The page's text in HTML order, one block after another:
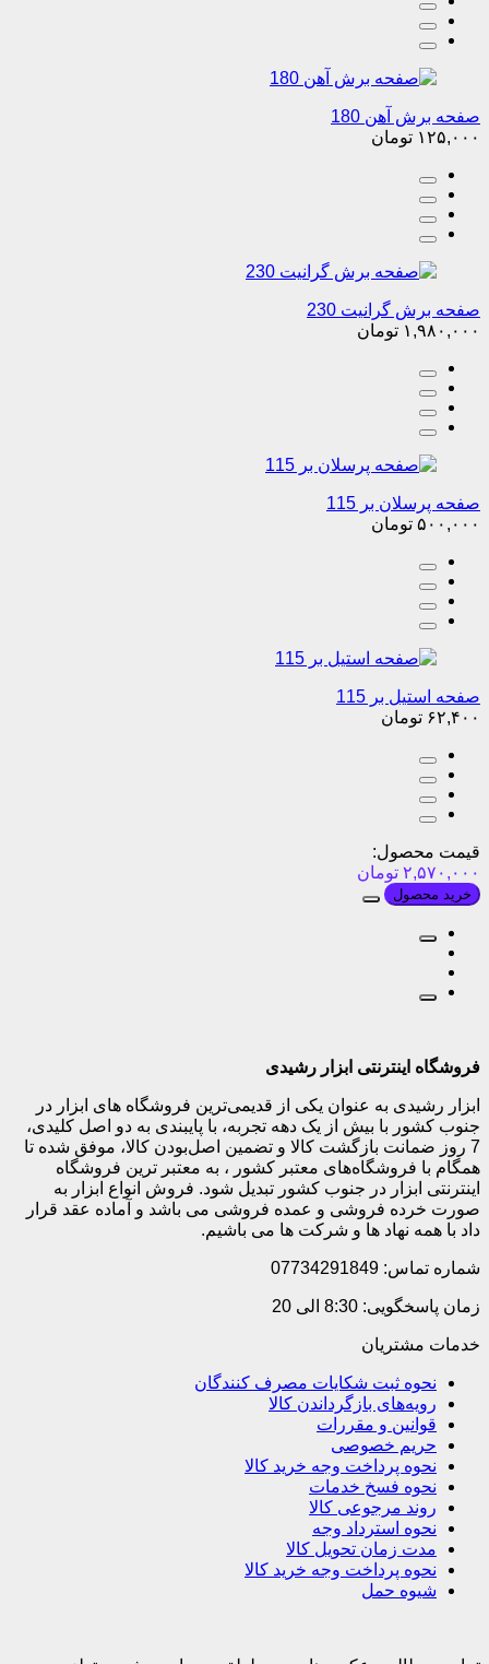
صفحه برش آهن 180
۱۲۵,۰۰۰ تومان
صفحه برش گرانیت 230
۱,۹۸۰,۰۰۰ تومان
صفحه پرسلان بر 115
۵۰۰,۰۰۰ تومان
صفحه استیل بر 115
۶۲,۴۰۰ تومان
قیمت محصول:
۲,۵۷۰,۰۰۰ تومان
خرید محصول
فروشگاه اینترنتی ابزار رشیدی
ابزار رشیدی به عنوان یکی از قدیمی‌ترین فروشگاه های ابزار در
جنوب کشور با بیش از یک دهه تجربه، با پایبندی به دو اصل کلیدی،
7 روز ضمانت بازگشت کالا و تضمین اصل‌بودن کالا، موفق شده تا
همگام با فروشگاه‌های معتبر کشور ، به معتبر ترین فروشگاه
اینترنتی ابزار در جنوب کشور تبدیل شود. فروش انواع ابزار به
صورت خرده فروشی و عمده فروشی می باشد و آماده عقد قرار
داد با همه نهاد ها و شرکت ها می باشیم.
شماره تماس: 07734291849
زمان پاسخگویی: 8:30 الی 20
خدمات مشتریان
نحوه ثبت شکایات مصرف کنندگان
رویه‌های بازگرداندن کالا
قوانین و مقررات
حریم خصوصی
نحوه پرداخت وجه خرید کالا
نحوه فسخ خدمات
روند مرجوعی کالا
نحوه استرداد وجه
مدت زمان تحویل کالا
نحوه پرداخت وجه خرید کالا
شیوه حمل